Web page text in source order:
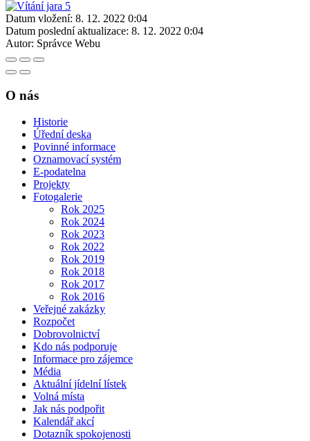
Datum vložení: 8. 12. 2022 0:04
Datum poslední aktualizace: 8. 12. 2022 0:04
Autor: Správce Webu
O nás
Historie
Úřední deska
Povinné informace
Oznamovací systém
E-podatelna
Projekty
Fotogalerie
Rok 2025
Rok 2024
Rok 2023
Rok 2022
Rok 2019
Rok 2018
Rok 2017
Rok 2016
Veřejné zakázky
Rozpočet
Dobrovolnictví
Kdo nás podporuje
Informace pro zájemce
Média
Aktuální jídelní lístek
Volná místa
Jak nás podpořit
Kalendář akcí
Dotazník spokojenosti